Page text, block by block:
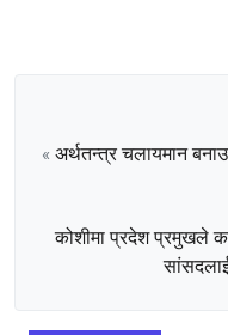
« अर्थतन्त्र चलायमान
कोशीमा प्रदेश प्रमुखले